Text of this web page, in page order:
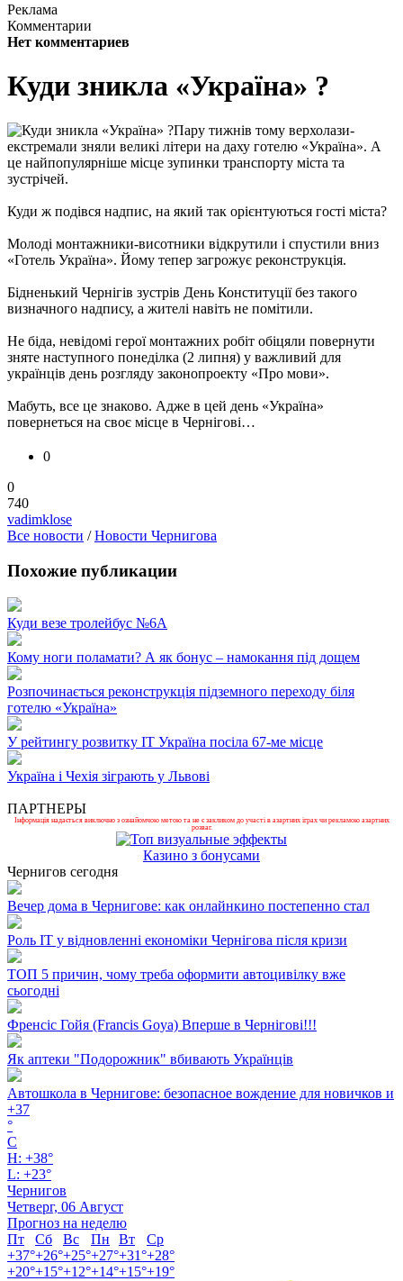
Реклама
Комментарии
Нет комментариев
Куди зникла «Україна» ?
Пару тижнів тому верхолази-
екстремали зняли великі літери на даху готелю «Україна». А
це найпопулярніше місце зупинки транспорту міста та
зустрічей.
Куди ж подівся надпис, на який так орієнтуються гості міста?
Молоді монтажники-висотники відкрутили і спустили вниз
«Готель Україна». Йому тепер загрожує реконструкція.
Бідненький Чернігів зустрів День Конституції без такого
визначного надпису, а жителі навіть не помітили.
Не біда, невідомі герої монтажних робіт обіцяли повернути
зняте наступного понеділка (2 липня) у важливий для
українців день розгляду законопроекту «Про мови».
Мабуть, все це знаково. Адже в цей день «Україна»
повернеться на своє місце в Чернігові…
0
0
740
vadimklose
Все новости /Новости Чернигова
Похожие публикации
Куди везе тролейбус №6А
Кому ноги поламати? А як бонус – намокання під дощем
Розпочинається реконструкція підземного переходу біля
готелю «Україна»
У рейтингу розвитку ІТ Україна посіла 67-ме місце
Україна і Чехія зіграють у Львові
ПАРТНЕРЫ
Інформація надається виключно з ознайомчою метою та не є закликом до участі в азартних іграх чи рекламою азартних
розваг.
Казино з бонусами
Чернигов сегодня
Вечер дома в Чернигове: как онлайнкино постепенно стал
Роль ІТ у відновленні економіки Чернігова після кризи
ТОП 5 причин, чому треба оформити автоцивілку вже
сьогодні
Френсіс Гойя (Francis Goya) Вперше в Чернігові!!!
Як аптеки "Подорожник" вбивають Українців
Автошкола в Чернигове: безопасное вождение для новичков и
+37
°
C
H: +38°
L: +23°
Чернигов
Четверг, 06 Август
Прогноз на неделю
Пт
Сб Вс Пн Вт
Ср
+37°+26°+25°+27°+31°+28°
+20°+15°+12°+14°+15°+19°